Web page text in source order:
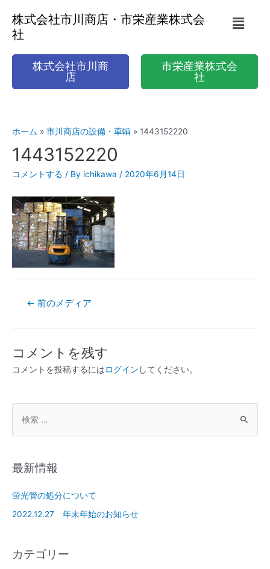
株式会社市川商店・市栄産業株式会
社
株式会社市川商
店
市栄産業株式会
社
ホーム 市川商店の設備・車輌 1443152220
1443152220
コメントする / By ichikawa / 2020年6月14日
← 前のメディア
コメントを残す
コメントを投稿するにはログイン してください。
最新情報
蛍光管の処分について
2022.12.27 年末年始のお知らせ
カテゴリー